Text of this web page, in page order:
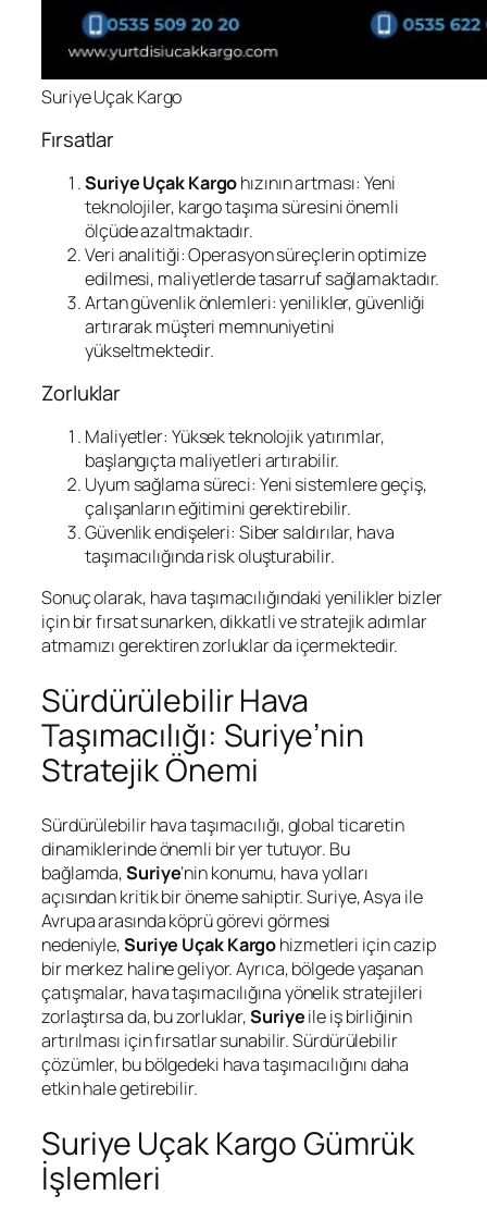
Suriye Uçak Kargo
Fırsatlar
Suriye Uçak Kargohızının artması: Yeni
teknolojiler, kargo taşıma süresini önemli
ölçüde azaltmaktadır.
Veri analitiği: Operasyon süreçlerin optimize
edilmesi, maliyetlerde tasarruf sağlamaktadır.
Artan güvenlik önlemleri: yenilikler, güvenliği
artırarak müşteri memnuniyetini
yükseltmektedir.
Zorluklar
Maliyetler: Yüksek teknolojik yatırımlar,
başlangıçta maliyetleri artırabilir.
Uyum sağlama süreci: Yeni sistemlere geçiş,
çalışanların eğitimini gerektirebilir.
Güvenlik endişeleri: Siber saldırılar, hava
taşımacılığında risk oluşturabilir.
Sonuç olarak, hava taşımacılığındaki yenilikler bizler
için bir fırsat sunarken, dikkatli ve stratejik adımlar
atmamızı gerektiren zorluklar da içermektedir.
Sürdürülebilir Hava
Taşımacılığı: Suriye’nin
Stratejik Önemi
Sürdürülebilir hava taşımacılığı, global ticaretin
dinamiklerinde önemli bir yer tutuyor. Bu
bağlamda,Suriye‘nin konumu, hava yolları
açısından kritik bir öneme sahiptir. Suriye, Asya ile
Avrupa arasında köprü görevi görmesi
nedeniyle,Suriye Uçak Kargohizmetleri için cazip
bir merkez haline geliyor. Ayrıca, bölgede yaşanan
çatışmalar, hava taşımacılığına yönelik stratejileri
zorlaştırsa da, bu zorluklar,Suriyeile iş birliğinin
artırılması için fırsatlar sunabilir. Sürdürülebilir
çözümler, bu bölgedeki hava taşımacılığını daha
etkin hale getirebilir.
Suriye Uçak Kargo Gümrük
İşlemleri